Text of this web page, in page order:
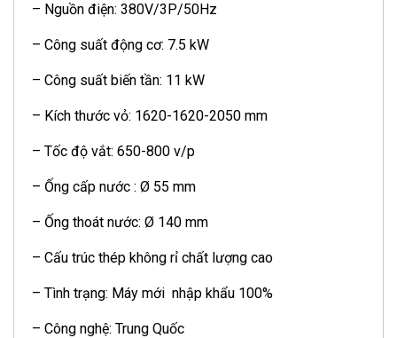
– Nguồn điện: 380V/3P/50Hz
– Công suất động cơ: 7.5 kW
– Công suất biến tần: 11 kW
– Kích thước vỏ: 1620-1620-2050 mm
– Tốc độ vắt: 650-800 v/p
– Ống cấp nước : Ø 55 mm
– Ống thoát nước: Ø 140 mm
– Cấu trúc thép không rỉ chất lượng cao
– Tình trạng: Máy mới nhập khẩu 100%
– Công nghệ: Trung Quốc